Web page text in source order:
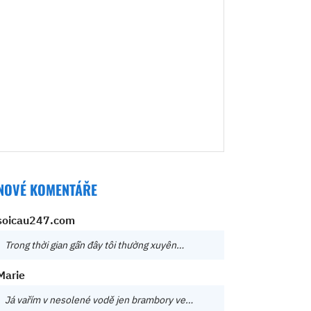
KOMENTÁŘE
Trong thời gian gần đây tôi thường xuyên…
Já vařím v nesolené vodě jen brambory ve…